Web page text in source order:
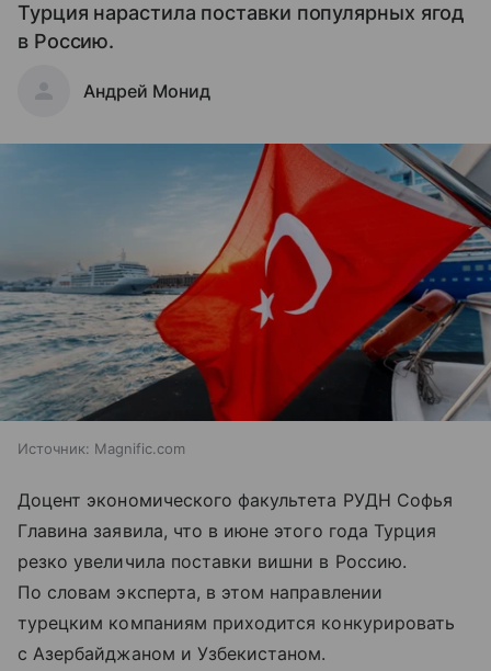
Турция нарастила поставки популярных ягод
в Россию.
Андрей Монид
Источник: Magnific.com
Доцент экономического факультета РУДН Софья
Главина заявила, что в июне этого года Турция
резко увеличила поставки вишни в Россию.
По словам эксперта, в этом направлении
турецким компаниям приходится конкурировать
с Азербайджаном и Узбекистаном.